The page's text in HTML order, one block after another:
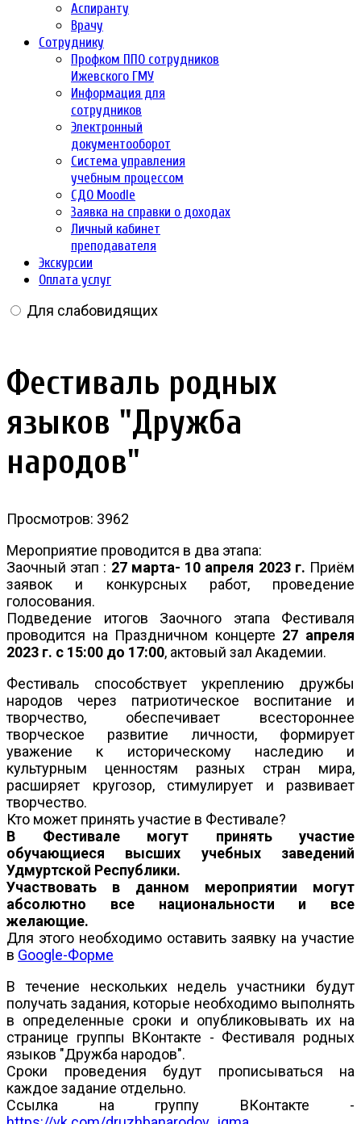
Аспиранту
Врачу
Сотруднику
Профком ППО сотрудников
Ижевского ГМУ
Информация для
сотрудников
Электронный
документооборот
Система управления
учебным процессом
СДО Moodle
Заявка на справки о доходах
Личный кабинет
преподавателя
Экскурсии
Оплата услуг
Для слабовидящих
Фестиваль родных
языков "Дружба
народов"
Просмотров: 3962
Мероприятие проводится в два этапа:
Заочный этап : 27 марта- 10 апреля 2023 г. Приём
заявок и конкурсных работ, проведение
голосования.
Подведение итогов Заочного этапа Фестиваля
проводится на Праздничном концерте 27 апреля
2023 г. с 15:00 до 17:00, актовый зал Академии.
Фестиваль способствует укреплению дружбы
народов через патриотическое воспитание и
творчество, обеспечивает всестороннее
творческое развитие личности, формирует
уважение к историческому наследию и
культурным ценностям разных стран мира,
расширяет кругозор, стимулирует и развивает
творчество.
Кто может принять участие в Фестивале?
В Фестивале могут принять участие
обучающиеся высших учебных заведений
Удмуртской Республики.
Участвовать в данном мероприятии могут
абсолютно все национальности и все
желающие.
Для этого необходимо оставить заявку на участие
в Google-Форме
В течение нескольких недель участники будут
получать задания, которые необходимо выполнять
в определенные сроки и опубликовывать их на
странице группы ВКонтакте - Фестиваля родных
языков "Дружба народов".
Сроки проведения будут прописываться на
каждое задание отдельно.
Ссылка на группу ВКонтакте -